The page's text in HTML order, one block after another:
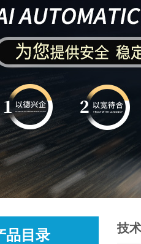
品目录 技